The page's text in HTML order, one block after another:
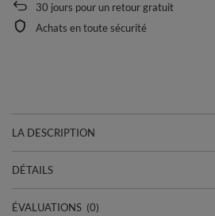
30 jours pour un retour gratuit
Achats en toute sécurité
LA DESCRIPTION
DÉTAILS
ÉVALUATIONS (0)